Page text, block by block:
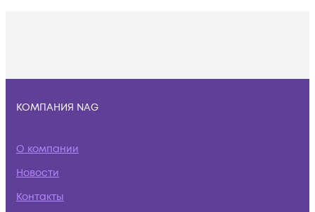
КОМПАНИЯ NAG
О компании
Новости
Контакты